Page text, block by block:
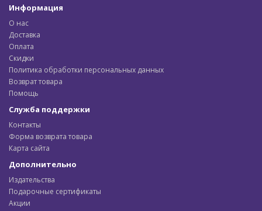
Информация
О нас
Доставка
Оплата
Скидки
Политика обработки персональных данных
Возврат товара
Помощь
Служба поддержки
Контакты
Форма возврата товара
Карта сайта
Дополнительно
Издательства
Подарочные сертификаты
Акции